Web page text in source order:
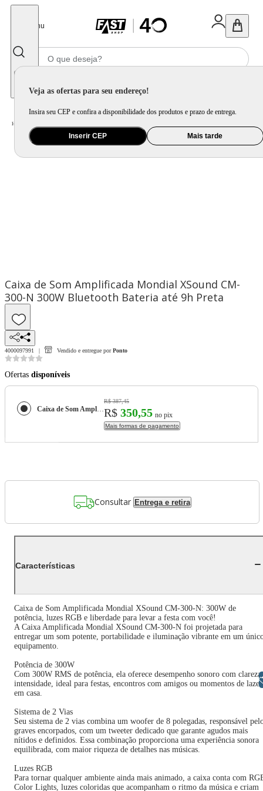
Menu
Veja as ofertas para seu endereço!
Insira seu CEP e confira a disponibilidade dos produtos e prazo de entrega.
Inserir CEP Mais tarde
Home
Caixa de Som Amplificada Mondial XSound CM-
300-N 300W Bluetooth Bateria até 9h Preta
4000097991 Vendido e entregue por Ponto
Ofertas disponíveis
Caixa de Som Amplificada Mondial XSound CM-300-N 300W Bluetooth Bateria até 9h Preta
R$ 387,45
R$ 350,55 no pix
Mais formas de pagamento
Consultar Entrega e retira
Características
Caixa de Som Amplificada Mondial XSound CM-300-N: 300W de
potência, luzes RGB e liberdade para levar a festa com você!
A Caixa Amplificada Mondial XSound CM-300-N foi projetada para
entregar um som potente, portabilidade e iluminação vibrante em um
equipamento.
Potência de 300W
Com 300W RMS de potência, ela oferece desempenho sonoro com clareza
intensidade, ideal para festas, encontros com amigos ou momentos de lazer
em casa.
Sistema de 2 Vias
Seu sistema de 2 vias combina um woofer de 8 polegadas, responsável
graves encorpados, com um tweeter dedicado que garante agudos mais
nítidos e definidos. Essa combinação proporciona uma experiência sonora
equilibrada, com maior riqueza de detalhes nas músicas.
Luzes RGB
Para tornar qualquer ambiente ainda mais animado, a caixa conta com
Color Lights, luzes coloridas que acompanham o ritmo da música e criam
Libras